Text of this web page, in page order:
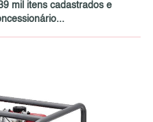
mil itens cadastrados e